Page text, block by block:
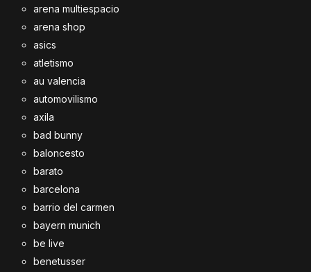
arena multiespacio
arena shop
asics
atletismo
au valencia
automovilismo
axila
bad bunny
baloncesto
barato
barcelona
barrio del carmen
bayern munich
be live
benetusser